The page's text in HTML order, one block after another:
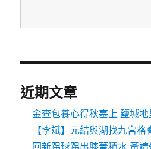
近期文章
金查包養心得秋塞上 鹽堿
【李斌】元結與湖找九宮格